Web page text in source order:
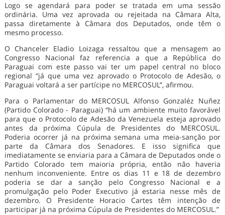
Logo se agendará para poder se tratada em uma sessão
ordinária. Uma vez aprovada ou rejeitada na Câmara Alta,
passa diretamente à Câmara dos Deputados, onde têm o
mesmo processo.
O Chanceler Eladio Loizaga ressaltou que a mensagem ao
Congresso Nacional faz referencia a que a República do
Paraguai com este passo vai ter um papel central no bloco
regional “já que uma vez aprovado o Protocolo de Adesão, o
Paraguai voltará a ser partícipe no MERCOSUL”, afirmou.
Para o Parlamentar do MERCOSUL Alfonso Gonzaléz Nuñez
(Partido Colorado - Paraguai) “há um ambiente muito favorável
para que o Protocolo de Adesão da Venezuela esteja aprovado
antes da próxima Cúpula de Presidentes do MERCOSUL.
Poderia ocorrer já na próxima semana uma meia-sanção por
parte da Câmara dos Senadores. E isso significa que
imediatamente se enviaria para a Câmara de Deputados onde o
Partido Colorado tem maioria própria, então não haveria
nenhum inconveniente. Entre os dias 11 e 18 de dezembro
poderia se dar a sanção pelo Congresso Nacional e a
promulgação pelo Poder Executivo já estaria nesse mês de
dezembro. O Presidente Horacio Cartes têm intenção de
participar já na próxima Cúpula de Presidentes do MERCOSUL.”